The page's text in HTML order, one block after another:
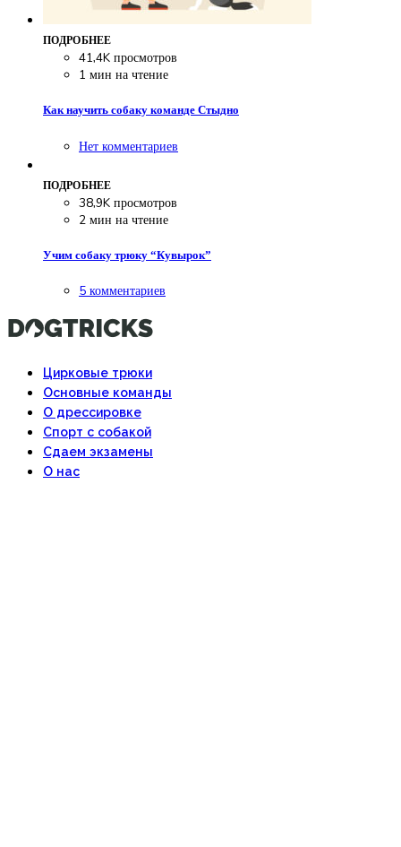
ПОДРОБНЕЕ
41,4K просмотров
1 мин на чтение
Как научить собаку команде Стыдно
Нет комментариев
ПОДРОБНЕЕ
38,9K просмотров
2 мин на чтение
Учим собаку трюку “Кувырок”
5 комментариев
Цирковые трюки
Основные команды
О дрессировке
Спорт с собакой
Сдаем экзамены
О нас